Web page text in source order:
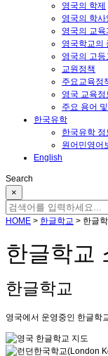
영국의 학제
영국의 학사
영국의 교육
영국학교의
영국의 고등
교원정책
주요교육정
영국 교육
주요 용어
한국유학
한국유학
원어민영어
English
Search
×
HOME > 한글학교 > 한글
한글학교
한글학교
영국에서 운영중인 한글학